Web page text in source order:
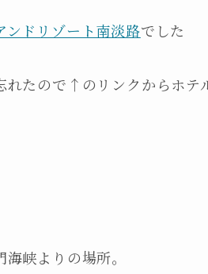
ンドリゾート南淡路でした
たので↑のリンクからホテ
峡よりの場所。